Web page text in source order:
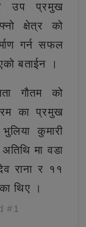
उप प्रमुख
क्षेत्र को
गर्न सफल
बताईन ।
गौतम को
का प्रमुख
कुमारी
मा वडा
राना र ११
थिए ।
#1